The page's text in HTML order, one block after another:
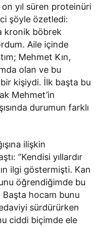
yıl süren proteinüri
şöyle özetledi:
kronik böbrek
Aile içinde
Mehmet Kın,
olan ve bu
kişiydi. İlk başta bu
Mehmet’in
durumun farklı
ilişkin
“Kendisi yıllardır
ilgi göstermişti. Kan
öğrendiğimde bu
Başta hocam bunu
sürdürürken
ciddi biçimde ele